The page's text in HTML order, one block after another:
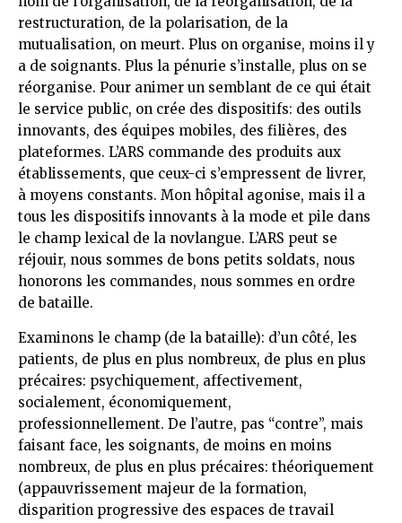
restructuration, de la polarisation, de la
mutualisation, on meurt. Plus on organise, moins il y
a de soignants. Plus la pénurie s’installe, plus on se
réorganise. Pour animer un semblant de ce qui était
le service public, on crée des dispositifs: des outils
innovants, des équipes mobiles, des filières, des
plateformes. L’ARS commande des produits aux
établissements, que ceux-ci s’empressent de livrer,
à moyens constants. Mon hôpital agonise, mais il a
tous les dispositifs innovants à la mode et pile dans
le champ lexical de la novlangue. L’ARS peut se
réjouir, nous sommes de bons petits soldats, nous
honorons les commandes, nous sommes en ordre
de bataille.
Examinons le champ (de la bataille): d’un côté, les
patients, de plus en plus nombreux, de plus en plus
précaires: psychiquement, affectivement,
socialement, économiquement,
professionnellement. De l’autre, pas “contre”, mais
faisant face, les soignants, de moins en moins
nombreux, de plus en plus précaires: théoriquement
(appauvrissement majeur de la formation,
disparition progressive des espaces de travail